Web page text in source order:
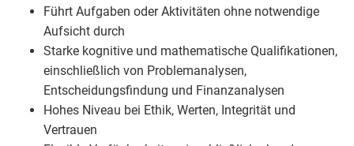
Führt Aufgaben oder Aktivitäten ohne notwendige
Aufsicht durch
Starke kognitive und mathematische Qualifikationen,
einschließlich von Problemanalysen,
Entscheidungsfindung und Finanzanalysen
Hohes Niveau bei Ethik, Werten, Integrität und
Vertrauen